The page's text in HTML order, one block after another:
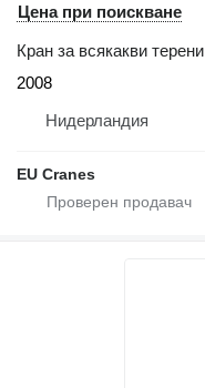
Цена при поискване
Кран за всякакви терени
2008
Нидерландия
EU Cranes